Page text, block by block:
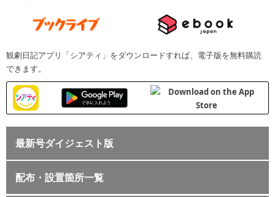
観劇日記アプリ「シアティ」をダウンロードすれば、電子版を無料購読
できます。
最新号ダイジェスト版
配布・設置箇所一覧